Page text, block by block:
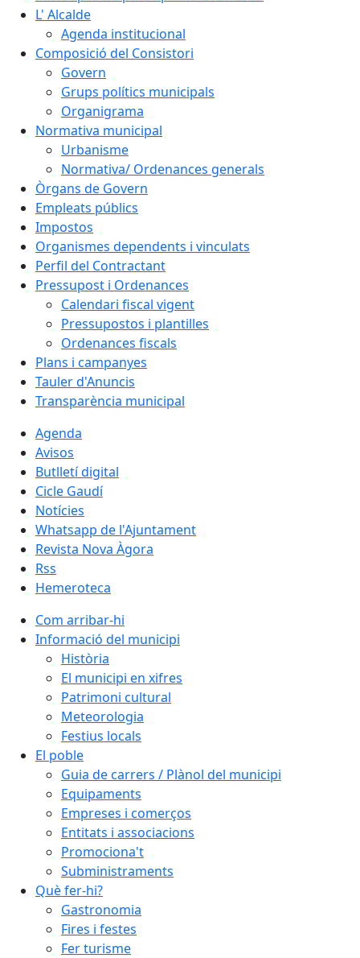
L' Alcalde
Agenda institucional
Composició del Consistori
Govern
Grups polítics municipals
Organigrama
Normativa municipal
Urbanisme
Normativa/ Ordenances generals
Òrgans de Govern
Empleats públics
Impostos
Organismes dependents i vinculats
Perfil del Contractant
Pressupost i Ordenances
Calendari fiscal vigent
Pressupostos i plantilles
Ordenances fiscals
Plans i campanyes
Tauler d'Anuncis
Transparència municipal
Agenda
Avisos
Butlletí digital
Cicle Gaudí
Notícies
Whatsapp de l'Ajuntament
Revista Nova Àgora
Rss
Hemeroteca
Com arribar-hi
Informació del municipi
Història
El municipi en xifres
Patrimoni cultural
Meteorologia
Festius locals
El poble
Guia de carrers / Plànol del municipi
Equipaments
Empreses i comerços
Entitats i associacions
Promociona't
Subministraments
Què fer-hi?
Gastronomia
Fires i festes
Fer turisme